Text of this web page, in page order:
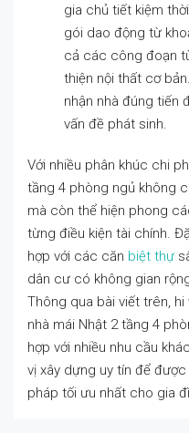
gia chủ tiết kiệm
gói dao động từ
cả các công đoạn
thiện nội thất cơ
nhận nhà đúng tiến
vấn đề phát sinh.
Với nhiều phân khúc chi
tầng 4 phòng ngủ không
mà còn thể hiện phong
từng điều kiện tài chính.
hợp với các căn biệt thự
dân cư có không gian
Thông qua bài viết trên,
nhà mái Nhật 2 tầng 4
hợp với nhiều nhu cầu
vị xây dựng uy tín để
pháp tối ưu nhất cho gia